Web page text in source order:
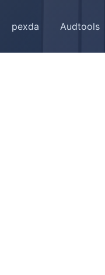
pexda Audtools